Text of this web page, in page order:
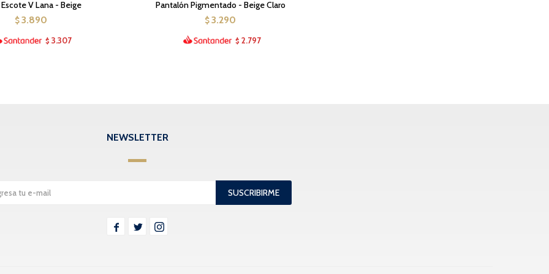
V Lana - Beige
$ 3.890
$ 3.307
Pantalón Pigmentado - Beige Claro
$ 3.290
$ 2.797
NEWSLETTER
SUSCRIBIRME
  